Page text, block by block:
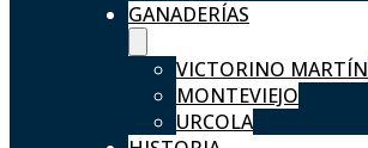
GANADERÍAS
VICTORINO MARTÍN
MONTEVIEJO
URCOLA